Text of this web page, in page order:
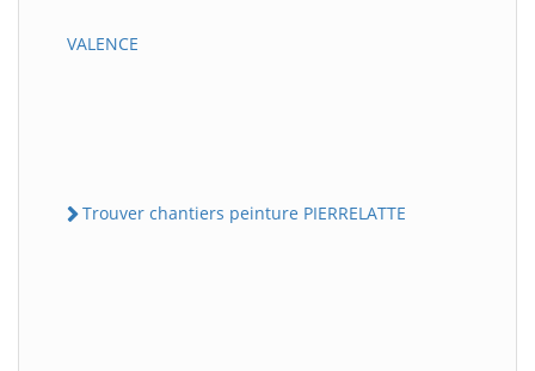
VALENCE
Trouver chantiers peinture PIERRELATTE